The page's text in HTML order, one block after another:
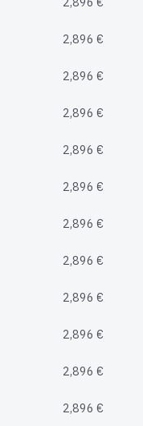
2,896 €
2,896 €
2,896 €
2,896 €
2,896 €
2,896 €
2,896 €
2,896 €
2,896 €
2,896 €
2,896 €